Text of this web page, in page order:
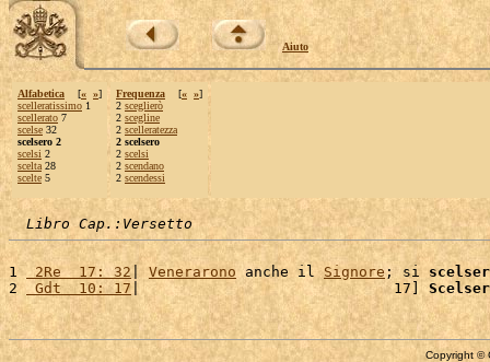
Aiuto
Alfabetica [« »]
scelleratissimo 1
scellerato 7
scelse 32
scelsero 2
scelsi 2
scelta 28
scelte 5
Frequenza [« »]
2 sceglierò
2 scegline
2 scelleratezza
2 scelsero
2 scelsi
2 scendano
2 scendessi
Libro Cap.:Versetto
1 2Re  17: 32| Venerarono anche il Signore ; si
2
Gdt  10: 17 |                             17]
Copyright ©